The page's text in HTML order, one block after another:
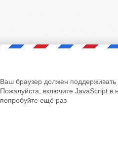
Ваш браузер должен поддерживать
Пожалуйста, включите JavaScript в
попробуйте ещё раз